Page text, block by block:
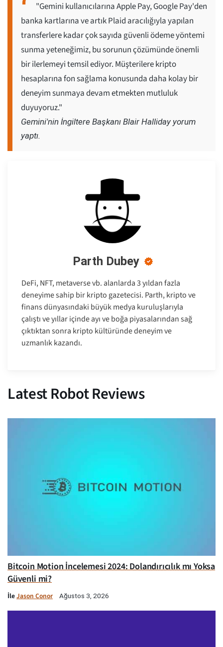
"Gemini kullanıcılarına Apple Pay, Google Pay'den
banka kartlarına ve artık Plaid aracılığıyla yapılan
transferlere kadar çok sayıda güvenli ödeme yöntemi
sunma yeteneğimiz, bu sorunun çözümünde önemli
bir ilerlemeyi temsil ediyor. Müşterilere kripto
hesaplarına fon sağlama konusunda daha kolay bir
deneyim sunmaya devam etmekten mutluluk
duyuyoruz."
Gemini'nin İngiltere Başkanı Blair Halliday yorum
yaptı.
Parth Dubey
DeFi, NFT, metaverse vb. alanlarda 3 yıldan fazla
deneyime sahip bir kripto gazetecisi. Parth, kripto ve
finans dünyasındaki büyük medya kuruluşlarıyla
çalıştı ve yıllar içinde ayı ve boğa piyasalarından sağ
çıktıktan sonra kripto kültüründe deneyim ve
uzmanlık kazandı.
Latest Robot Reviews
Bitcoin Motion İncelemesi 2024: Dolandırıcılık mı Yoksa
Güvenli mi?
İleJason Conor Ağustos 3, 2026